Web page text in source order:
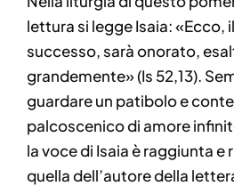
lettura si legge Isaia: «Ecco,
successo, sarà onorato,
grandemente» (Is 52,13).
guardare un patibolo e
palcoscenico di amore
la voce di Isaia è raggiunta e
quella dell’autore della